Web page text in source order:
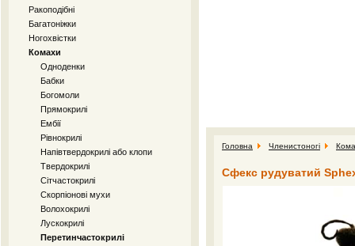
Ракоподібні
Багатоніжки
Ногохвістки
Комахи
Одноденки
Бабки
Богомоли
Прямокрилі
Ембії
Рівнокрилі
Напівтвердокрилі або клопи
Твердокрилі
Сітчастокрилі
Скорпіонові мухи
Волохокрилі
Лускокрилі
Перетинчастокрилі
Головна Членистоногі
Сфекс рудуватий